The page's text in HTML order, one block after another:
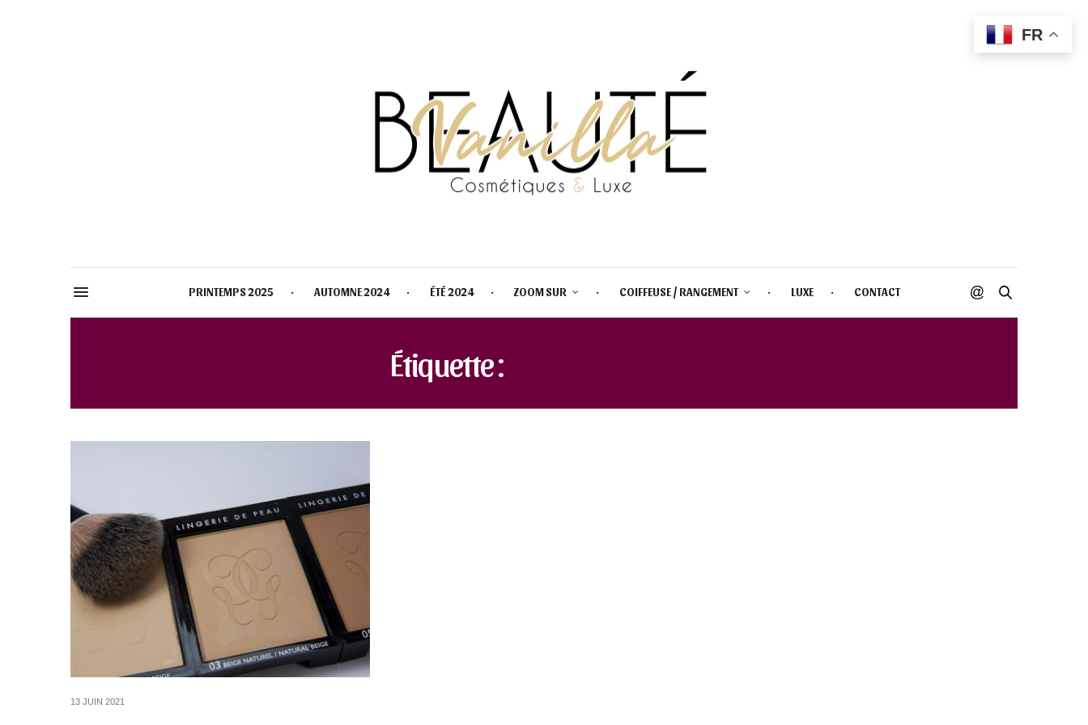
PRINTEMPS 2025 AUTOMNE 2024 ÉTÉ 2024 ZOOM SUR COIFFEUSE / RANGEMENT LUXE CONTACT
Étiquette :
13 JUIN 2021
FR